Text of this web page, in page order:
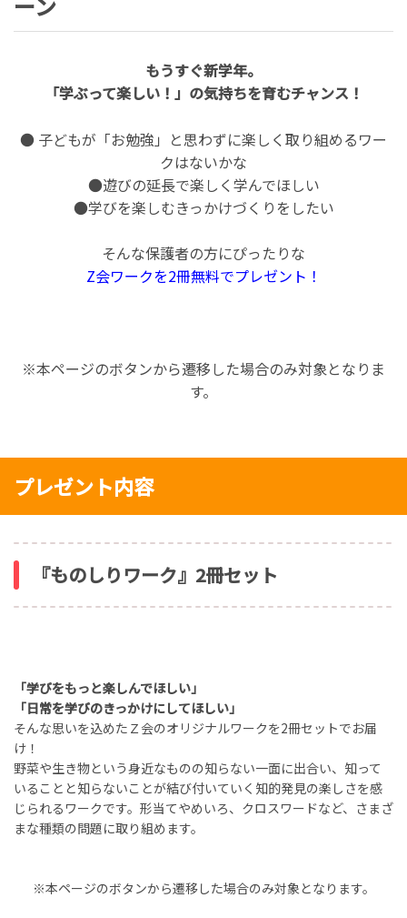
もうすぐ新学年。
「学ぶって楽しい！」の気持ちを育むチャンス！
● 子どもが「お勉強」と思わずに楽しく取り組めるワー
クはないかな
●遊びの延長で楽しく学んでほしい
●学びを楽しむきっかけづくりをしたい
そんな保護者の方にぴったりな
Z会ワークを2冊無料でプレゼント！
※本ページのボタンから遷移した場合のみ対象となりま
す。
プレゼント内容
『ものしりワーク』2冊セット
「学びをもっと楽しんでほしい」
「日常を学びのきっかけにしてほしい」
そんな思いを込めたＺ会のオリジナルワークを2冊セットでお届
け！
野菜や生き物という身近なものの知らない一面に出合い、知って
いることと知らないことが結び付いていく知的発見の楽しさを感
じられるワークです。形当てやめいろ、クロスワードなど、さまざ
まな種類の問題に取り組めます。
※本ページのボタンから遷移した場合のみ対象となります。